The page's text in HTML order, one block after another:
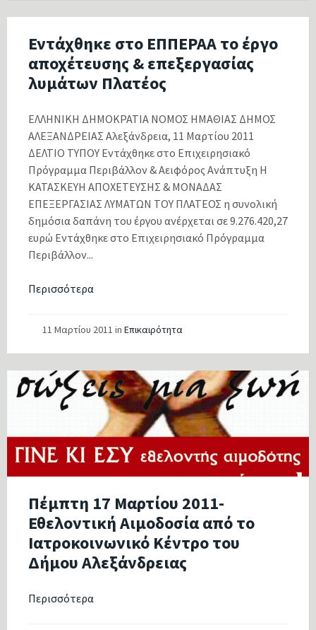
Εντάχθηκε στο ΕΠΠΕΡΑΑ το έργο
αποχέτευσης & επεξεργασίας
λυμάτων Πλατέος
ΕΛΛΗΝΙΚΗ ΔΗΜΟΚΡΑΤΙΑ ΝΟΜΟΣ ΗΜΑΘΙΑΣ ΔΗΜΟΣ
ΑΛΕΞΑΝΔΡΕΙΑΣ Αλεξάνδρεια, 11 Μαρτίου 2011
ΔΕΛΤΙΟ ΤΥΠΟΥ Εντάχθηκε στο Επιχειρησιακό
Πρόγραμμα Περιβάλλον & Αειφόρος Ανάπτυξη Η
ΚΑΤΑΣΚΕΥΗ ΑΠΟΧΕΤΕΥΣΗΣ & ΜΟΝΑΔΑΣ
ΕΠΕΞΕΡΓΑΣΙΑΣ ΛΥΜΑΤΩΝ ΤΟΥ ΠΛΑΤΕΟΣ η συνολική
δημόσια δαπάνη του έργου ανέρχεται σε 9.276.420,27
ευρώ Εντάχθηκε στο Επιχειρησιακό Πρόγραμμα
Περιβάλλον...
Περισσότερα
11 Μαρτίου 2011 in Επικαιρότητα
Πέμπτη 17 Μαρτίου 2011-
Εθελοντική Αιμοδοσία από το
Ιατροκοινωνικό Κέντρο του
Δήμου Αλεξάνδρειας
Περισσότερα